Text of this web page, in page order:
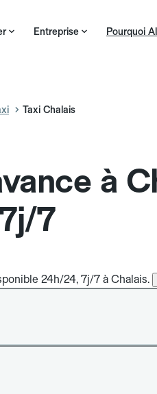
Entreprise Pourquoi
Taxi Chalais
à
7
24h/24, 7j/7 à Chalais.